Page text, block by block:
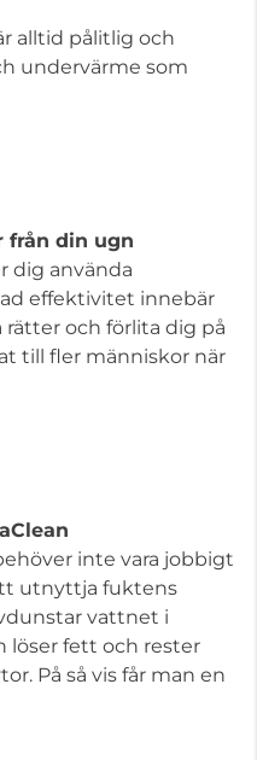
alltid pålitlig och
undervärme som
från din ugn
dig använda
effektivitet innebär
och förlita dig på
till fler människor när
inte vara jobbigt
utnyttja fuktens
vattnet i
löser fett och rester
På så vis får man en